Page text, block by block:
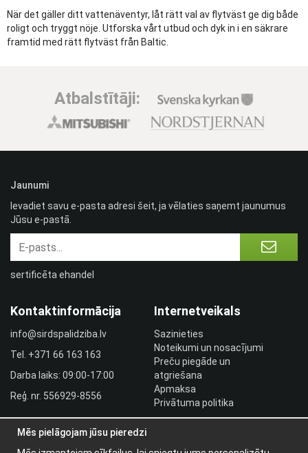
När det gäller ditt vattenäventyr, låt rätt val av flytväst ge dig både
roligt och tryggt nöje. Utforska vårt utbud och dyk in i en säkrare
framtid med rätt flytväst från Baltic.
Atbalstītāji:
Kontaktinformācija
info@sirdspalidziba.lv
Tel. +371 66 163 163​
Darba laiks: 09:00-17:00
Reģ. nr. 556929-8556
Internetveikals
Sazinieties
Noteikumi un nosacījumi
Preču piegāde un
atgriešana
Apmaksa
Privātuma politika
Jaunumi
Ievadiet savu e-pasta adresi šeit, ja vēlaties saņemt jaunumus
Jūsu e-pastā.
sertificēta ehandel
Mēs pielāgojam jūsu pieredzi